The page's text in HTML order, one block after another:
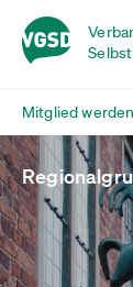
Mitglied werden